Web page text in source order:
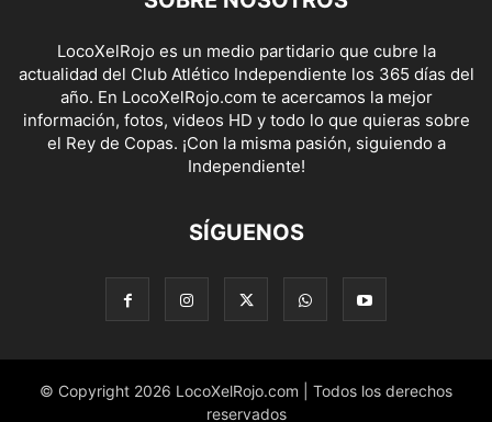
LocoXelRojo es un medio partidario que cubre la
actualidad del Club Atlético Independiente los 365 días del
año. En LocoXelRojo.com te acercamos la mejor
información, fotos, videos HD y todo lo que quieras sobre
el Rey de Copas. ¡Con la misma pasión, siguiendo a
Independiente!
SÍGUENOS
© Copyright 2026 LocoXelRojo.com | Todos los derechos
reservados